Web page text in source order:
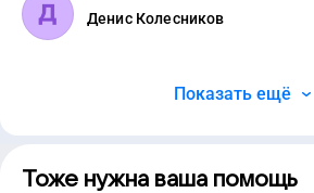
Денис Колесников
Показать ещё
Тоже нужна ваша помощь